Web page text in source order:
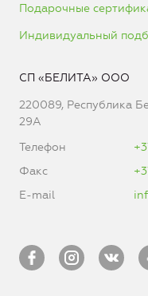
Подарочные
Индивидуальный
СП «БЕЛИТА» ООО
220089, Республика
29А
Телефон
Факс
E-mail